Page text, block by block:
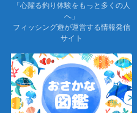
「心躍る釣り体験をもっと多くの人
へ」
フィッシング遊が運営する情報発信
サイト